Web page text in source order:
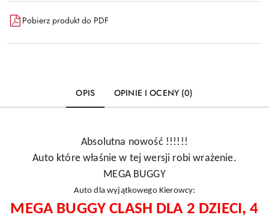
Pobierz produkt do PDF
OPIS OPINIE I OCENY (0)
Absolutna nowość !!!!!!
Auto które właśnie w tej wersji robi wrażenie.
MEGA BUGGY
Auto dla wyjątkowego Kierowcy:
MEGA BUGGY CLASH DLA 2 DZIECI, 4